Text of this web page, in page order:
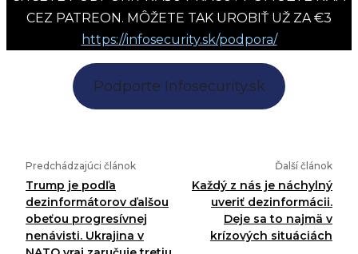
CEZ PATREON. MÔŽETE TAK UROBIŤ UŽ ZA €3
https://infosecurity.sk/podpora/
Podporte Infosecurity.sk
Predchádzajúci článok
Trump je podľa
dezinformátorov ďalšou
obeťou progresívnej
nenávisti. Ukrajina v
Ďalší článok
Každý z nás je náchylný
uveriť dezinformácii.
Deje sa to najmä v
krízových situáciách